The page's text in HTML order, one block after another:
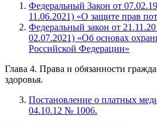
Федеральный Закон от
11.06.2021) «О защите прав
Федеральный закон от
02.07.2021) «Об основах
Российской Федерации»
Глава 4. Права и обязанности
здоровья.
Постановление о платных
04.10.12 № 1006.